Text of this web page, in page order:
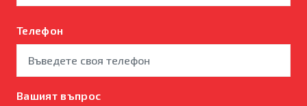
Телефон
Вашият въпрос